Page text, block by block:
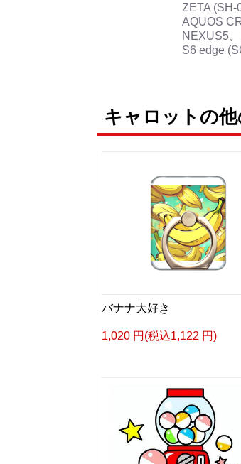
ZETA (SH-
AQUOS
NEXUS5
S6 edge
キャロットの
バナナ大好き
1,020 円(税込1,122 円)